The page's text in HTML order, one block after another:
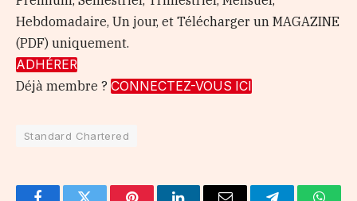
Hebdomadaire, Un jour, et Télécharger un MAGAZINE
(PDF) uniquement.
ADHÉRER
Déjà membre ? CONNECTEZ-VOUS ICI
Standard Chartered